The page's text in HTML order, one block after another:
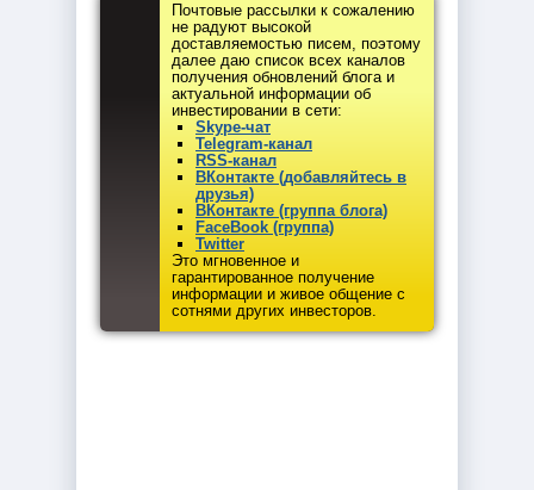
Почтовые рассылки к сожалению
не радуют высокой
доставляемостью писем, поэтому
далее даю список всех каналов
получения обновлений блога и
актуальной информации об
инвестировании в сети:
Skype-чат
Telegram-канал
RSS-канал
ВКонтакте (добавляйтесь в
друзья)
ВКонтакте (группа блога)
FaceBook (группа)
Twitter
Это мгновенное и
гарантированное получение
информации и живое общение с
сотнями других инвесторов.